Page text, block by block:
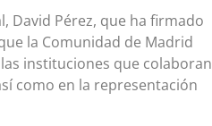
David Pérez, que ha firmado
la Comunidad de Madrid
instituciones que colaboran
como en la representación